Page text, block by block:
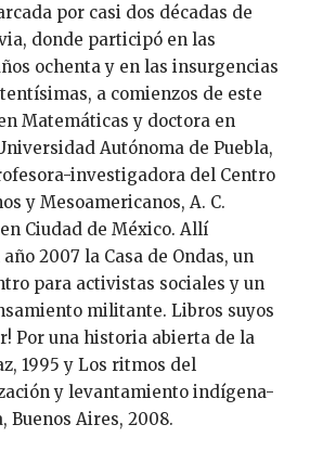
por casi dos décadas de
donde participó en las
ochenta y en las insurgencias
a comienzos de este
Matemáticas y doctora en
Autónoma de Puebla,
investigadora del Centro
y Mesoamericanos, A. C.
Ciudad de México. Allí
2007 la Casa de Ondas, un
para activistas sociales y un
militante. Libros suyos
Por una historia abierta de la
1995 y Los ritmos del
y levantamiento indígena-
Buenos Aires, 2008.